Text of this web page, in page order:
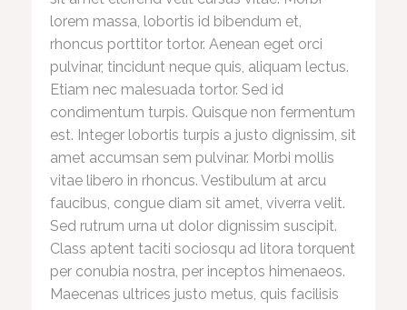
lorem massa, lobortis id bibendum et,
rhoncus porttitor tortor. Aenean eget orci
pulvinar, tincidunt neque quis, aliquam lectus.
Etiam nec malesuada tortor. Sed id
condimentum turpis. Quisque non fermentum
est. Integer lobortis turpis a justo dignissim, sit
amet accumsan sem pulvinar. Morbi mollis
vitae libero in rhoncus. Vestibulum at arcu
faucibus, congue diam sit amet, viverra velit.
Sed rutrum urna ut dolor dignissim suscipit.
Class aptent taciti sociosqu ad litora torquent
per conubia nostra, per inceptos himenaeos.
Maecenas ultrices justo metus, quis facilisis